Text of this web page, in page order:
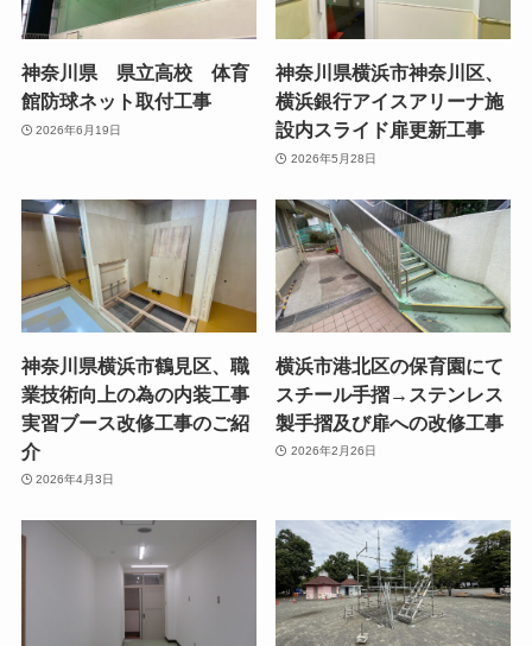
神奈川県 県立高校 体育
館防球ネット取付工事
2026年6月19日
神奈川県横浜市神奈川区、
横浜銀行アイスアリーナ施
設内スライド扉更新工事
2026年5月28日
神奈川県横浜市鶴見区、職
業技術向上の為の内装工事
実習ブース改修工事のご紹
介
2026年4月3日
横浜市港北区の保育園にて
スチール手摺→ステンレス
製手摺及び扉への改修工事
2026年2月26日